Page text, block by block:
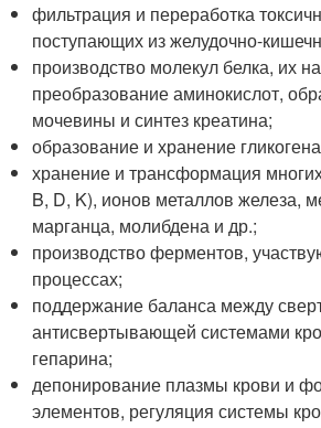
фильтрация и переработка
поступающих из желудочно-
производство молекул белка, их
преобразование аминокислот,
мочевины и синтез креатина;
образование и хранение
хранение и трансформация
B, D, K), ионов металлов железа,
марганца, молибдена и др.;
производство ферментов,
процессах;
поддержание баланса между
антисвертывающей системами
гепарина;
депонирование плазмы крови и
элементов, регуляция системы